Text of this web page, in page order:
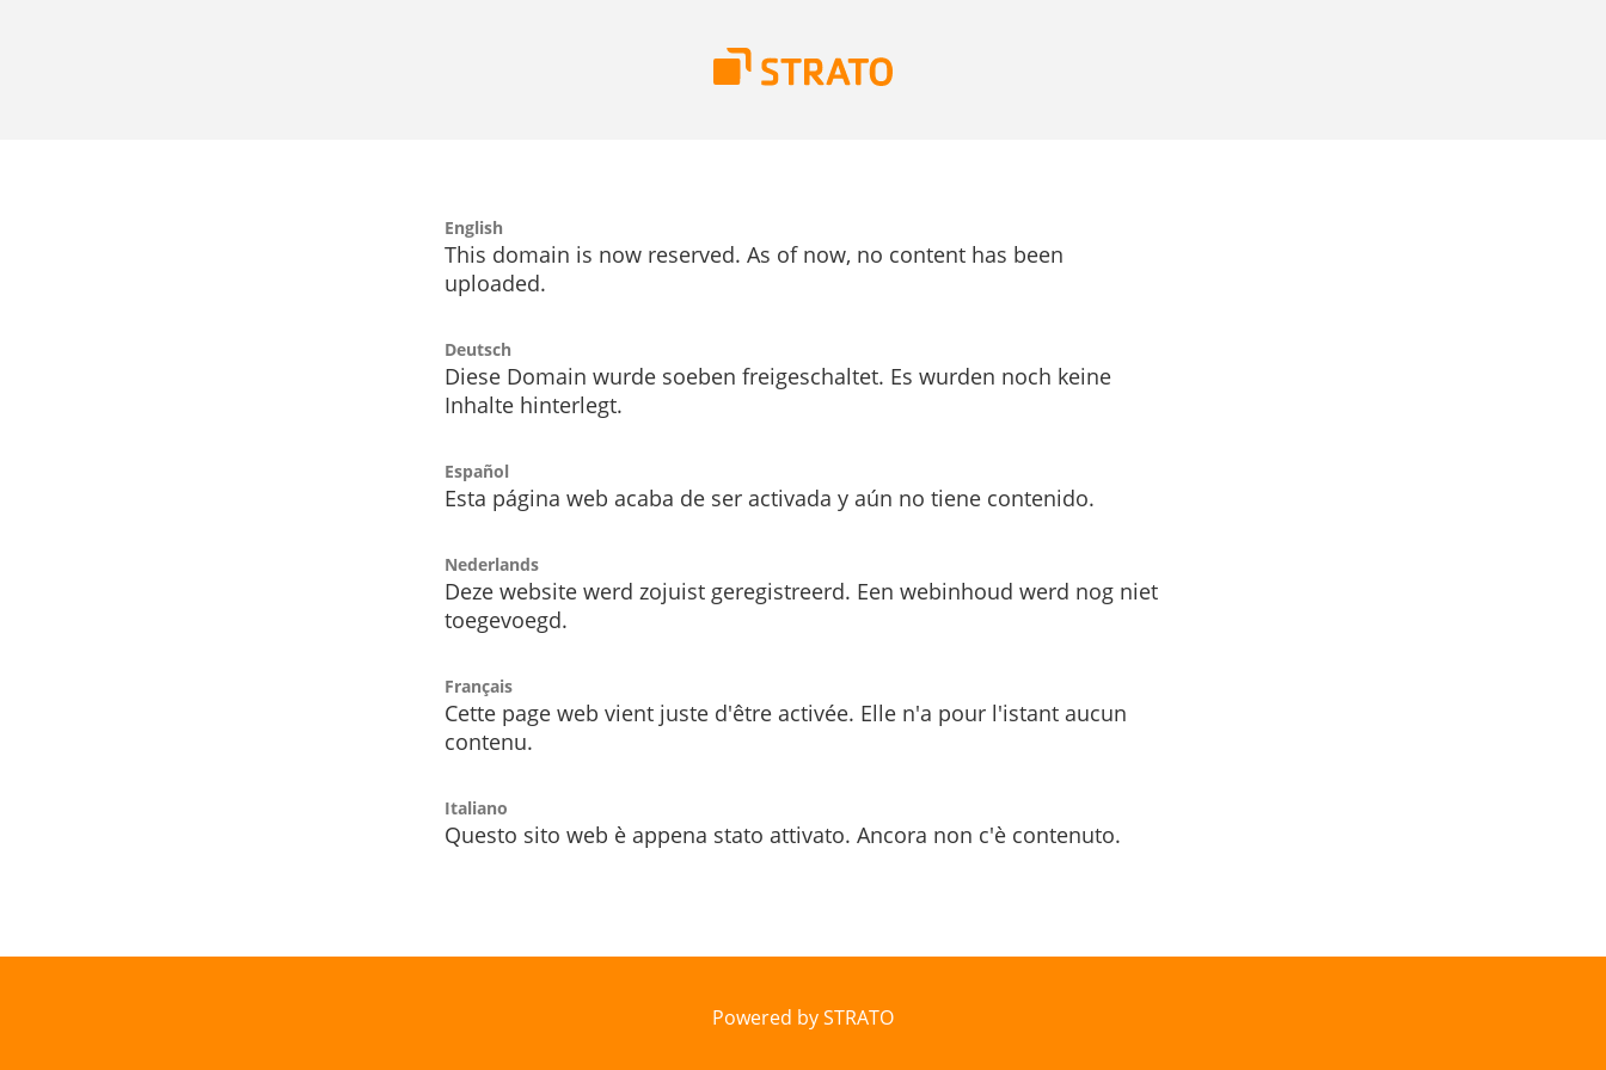
English
This domain is now reserved. As of now, no content has been
uploaded.
Deutsch
Diese Domain wurde soeben freigeschaltet. Es wurden noch keine
Inhalte hinterlegt.
Español
Esta página web acaba de ser activada y aún no tiene contenido.
Nederlands
Deze website werd zojuist geregistreerd. Een webinhoud werd nog niet
toegevoegd.
Français
Cette page web vient juste d'être activée. Elle n'a pour l'istant aucun
contenu.
Italiano
Questo sito web è appena stato attivato. Ancora non c'è contenuto.
Powered by STRATO